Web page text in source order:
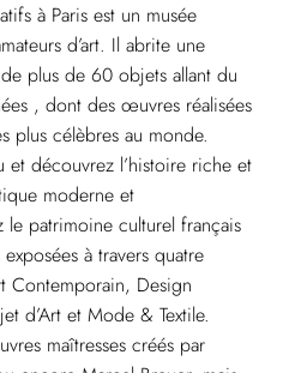
à Paris est un musée
d’art. Il abrite une
plus de 60 objets allant du
, dont des œuvres réalisées
plus célèbres au monde.
découvrez l’histoire riche et
moderne et
patrimoine culturel français
à travers quatre
Contemporain, Design
d’Art et Mode & Textile.
maîtresses créés par